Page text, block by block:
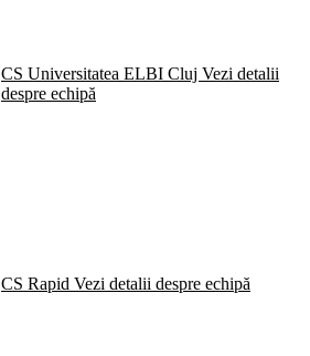
CS Universitatea ELBI Cluj Vezi detalii
despre echipă
CS Rapid Vezi detalii despre echipă